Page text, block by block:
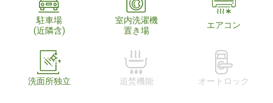
駐車場
(近隣含)
室内洗濯機
置き場
エアコン
洗面所独立 追焚機能 オートロック